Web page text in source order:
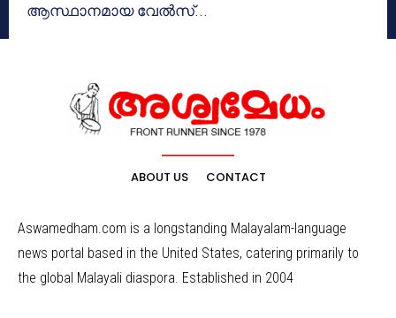
ആസ്ഥാനമായ വേൽസ്...
ABOUT US CONTACT
Aswamedham.com is a longstanding Malayalam-language
news portal based in the United States, catering primarily to
the global Malayali diaspora. Established in 2004